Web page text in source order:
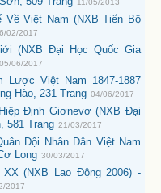
11/05/2013
Việt Nam (NXB Tiến Bộ
02/2017
(NXB Đại Học Quốc Gia
05/06/2017
Lược Việt Nam 1847-1887
Hào, 231 Trang 04/06/2017
Định Giơnevơ (NXB Đại
581 Trang 21/03/2017
Đội Nhân Dân Việt Nam
Long 30/03/2017
(NXB Lao Động 2006) -
2017